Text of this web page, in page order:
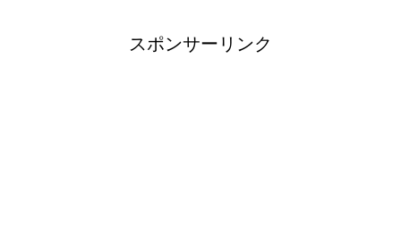
スポンサーリンク